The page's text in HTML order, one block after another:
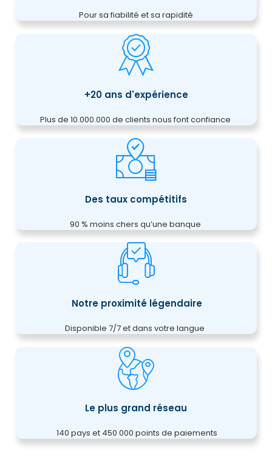
Pour sa fiabilité et sa rapidité
+20 ans d'expérience
Plus de 10.000.000 de clients nous font confiance
Des taux compétitifs
90 % moins chers qu’une banque
Notre proximité légendaire
Disponible 7/7 et dans votre langue ​
Le plus grand réseau
140 pays et 450 000 points de paiements